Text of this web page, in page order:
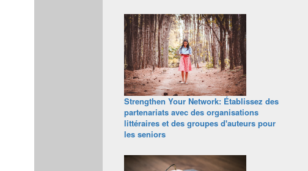
Strengthen Your Network: Établissez des
partenariats avec des organisations
littéraires et des groupes d'auteurs pour
les seniors